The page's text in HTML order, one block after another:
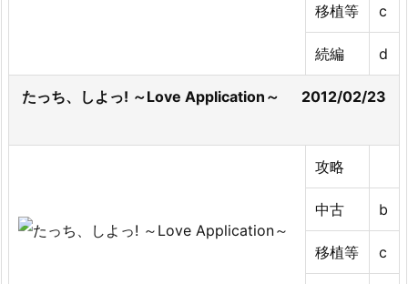
移植等 c
続編 d
たっち、しよっ! ～Love Application～ 2012/02/23
攻略
中古 b
移植等 c